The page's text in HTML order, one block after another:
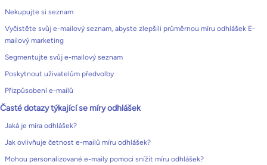
Nekupujte si seznam
Vyčistěte svůj e-mailový seznam, abyste zlepšili průměrnou míru odhlášek E-
mailový marketing
Segmentujte svůj e-mailový seznam
Poskytnout uživatelům předvolby
Přizpůsobení e-mailů
Časté dotazy týkající se míry odhlášek
Jaká je míra odhlášek?
Jak ovlivňuje četnost e-mailů míru odhlášek?
Mohou personalizované e-maily pomoci snížit míru odhlášek?